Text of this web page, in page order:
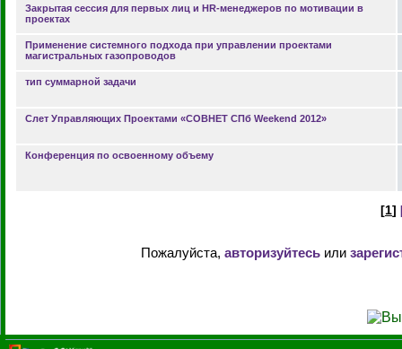
Закрытая сессия для первых лиц и HR-менеджеров по мотивации в
проектах
Применение системного подхода при управлении проектами
магистральных газопроводов
тип суммарной задачи
Слет Управляющих Проектами «СОВНЕТ СПб Weekend 2012»
Конференция по освоенному объему
[1]
Пожалуйста,авторизуйтесь или